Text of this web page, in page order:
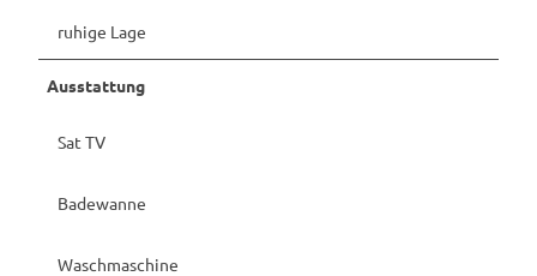
ruhige Lage
Ausstattung
Sat TV
Badewanne
Waschmaschine